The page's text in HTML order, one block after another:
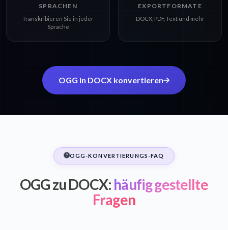
SPRACHEN
Transkribieren Sie in jeder
Sprache
EXPORTFORMATE
DOCX, PDF, Text und mehr
OGG in DOCX konvertieren
OGG-KONVERTIERUNGS-FAQ
OGG zu DOCX: häufig gestellte
Fragen